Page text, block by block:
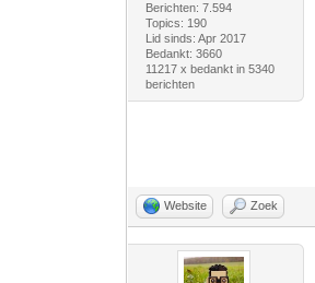
Berichten: 7.594
Topics: 190
Lid sinds: Apr 2017
Bedankt: 3660
11217 x bedankt in 5340
berichten
Website Zoek